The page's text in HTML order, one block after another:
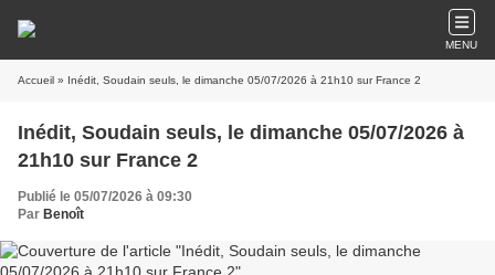
MENU
Accueil » Inédit, Soudain seuls, le dimanche 05/07/2026 à 21h10 sur France 2
Inédit, Soudain seuls, le dimanche 05/07/2026 à
21h10 sur France 2
Publié le 05/07/2026 à 09:30
Par Benoît